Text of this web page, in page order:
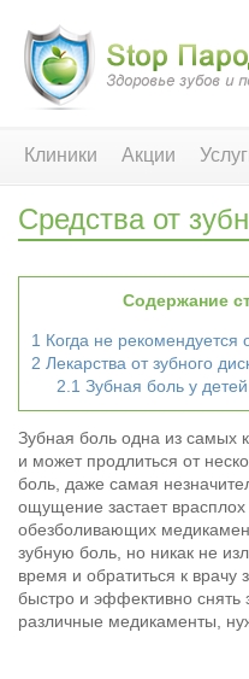
Клиники Акции
Средства от
Содержание
1 Когда не
2 Лекарства от зубного
2.1 Зубная боль у детей
Зубная боль одна из самых
и может продлиться от
боль, даже самая
ощущение застает врасплох
обезболивающих
зубную боль, но никак не
время и обратиться к
быстро и эффективно снять
различные медикаменты,